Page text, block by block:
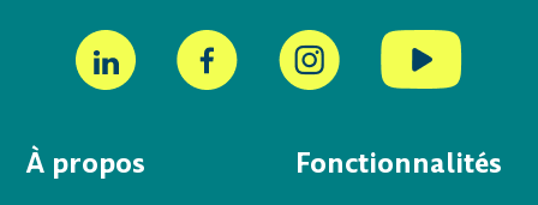
À propos Fonctionnalités